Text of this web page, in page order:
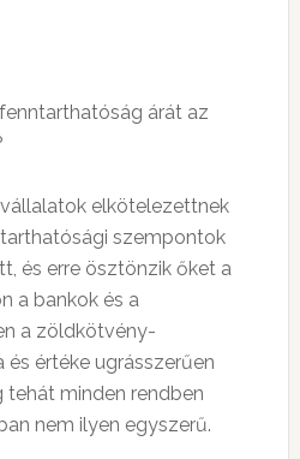
árát az
elkötelezettnek
szempontok
és erre ösztönzik őket a
a bankok és a
a zöldkötvény-
értéke ugrásszerűen
tehát minden rendben
nem ilyen egyszerű.